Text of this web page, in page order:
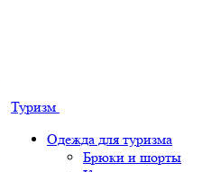
Туризм
Одежда для туризма
Брюки и шорты